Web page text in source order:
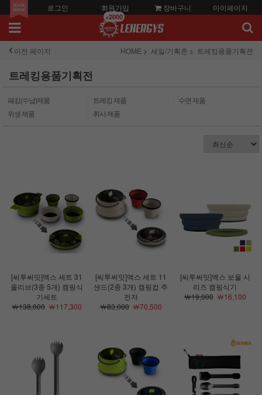
로그인 회원가입
+2000
장바구니 마이페이지
이전 페이지 HOME 세일/기획존 트레킹용품기획전
트레킹용품기획전
패킹(수납)제품 트레킹 제품
수면 제품
위생 제품
취사 제품
[씨투써밋]엑스 세트 31
올리브(3종 5개) 캠핑식
기세트
￦138,000￦117,300
[씨투써밋]엑스 세트 11
샌드(2종 3개) 캠핑컵 주
전자
￦83,000￦70,500
[씨투써밋]엑스 보울 시
리즈 캠핑식기
￦19,000￦16,100